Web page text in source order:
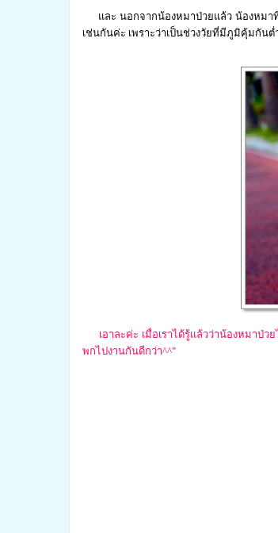
และ นอกจากน้องหมาป่วยแล้ว น้องหมาที่
เช่นกันค่ะ เพราะว่าเป็นช่วงวัยที่มีภูมิคุ้มกันต่
เอาละค่ะ เมื่อเราได้รู้แล้วว่าน้องหมาป่
พกไปงานกันดีกว่า^^"